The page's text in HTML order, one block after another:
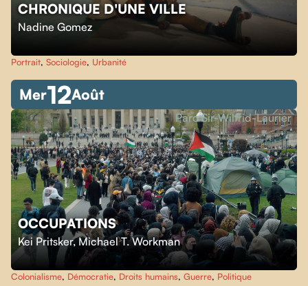
CHRONIQUE D'UNE VILLE
Nadine Gomez
Portrait, Sociologie, Urbanité
Mer12Août
OCCUPATIONS
Kei Pritsker,Michael T. Workman
Parc Sir-Wilfrid-Laurier
Colonialisme, Démocratie, Droits humains, Guerre, Politique